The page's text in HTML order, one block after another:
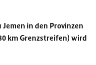
Jemen in den Provinzen
km Grenzstreifen) wird